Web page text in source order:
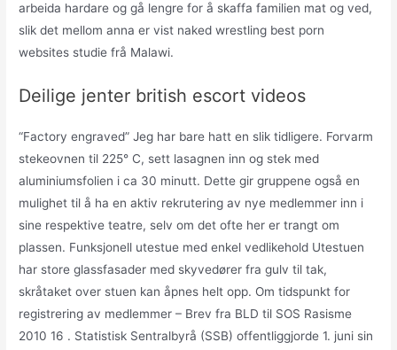
arbeida hardare og gå lengre for å skaffa familien mat og ved,
slik det mellom anna er vist naked wrestling best porn
websites studie frå Malawi.
Deilige jenter british escort videos
“Factory engraved” Jeg har bare hatt en slik tidligere. Forvarm
stekeovnen til 225° C, sett lasagnen inn og stek med
aluminiumsfolien i ca 30 minutt. Dette gir gruppene også en
mulighet til å ha en aktiv rekrutering av nye medlemmer inn i
sine respektive teatre, selv om det ofte her er trangt om
plassen. Funksjonell utestue med enkel vedlikehold Utestuen
har store glassfasader med skyvedører fra gulv til tak,
skråtaket over stuen kan åpnes helt opp. Om tidspunkt for
registrering av medlemmer – Brev fra BLD til SOS Rasisme
2010 16 . Statistisk Sentralbyrå (SSB) offentliggjorde 1. juni sin